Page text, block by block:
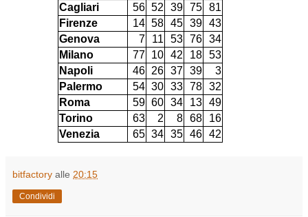
Cagliari
56 52 39 75 81
Firenze
14 58 45 39 43
Genova
7 11 53 76 34
Milano
77 10 42 18 53
Napoli
46 26 37 39
3
Palermo
54 30 33 78 32
Roma
59 60 34 13 49
Torino
63 2 8 68
16
Venezia
65 34 35 46 42
bitfactory alle 20:15
Condividi